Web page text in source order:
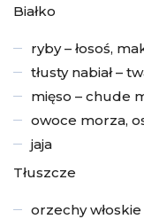
Białko
ryby – łosoś,
tłusty nabiał –
mięso – chude
owoce morza,
jaja
Tłuszcze
orzechy włoskie